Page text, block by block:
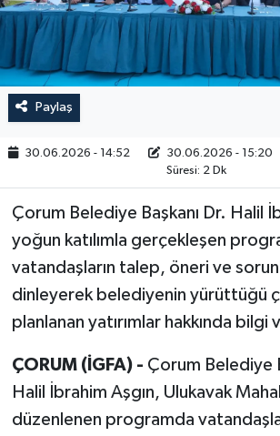
Paylaş
30.06.2026 - 14:52 30.06.2026 - 15:20
Süresi: 2 Dk
Çorum Belediye Başkanı Dr. Halil
yoğun katılımla gerçekleşen
vatandaşların talep, öneri ve
dinleyerek belediyenin yürüttüğü
planlanan yatırımlar hakkında bilgi
ÇORUM (İGFA) - Çorum Belediye
Halil İbrahim Aşgın, Ulukavak
düzenlenen programda
RESMİ İLAN